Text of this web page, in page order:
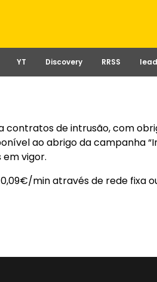
YT Discovery RRSS
contratos de intrusão, com
ao abrigo da campanha
vigor.
min através de rede fixa